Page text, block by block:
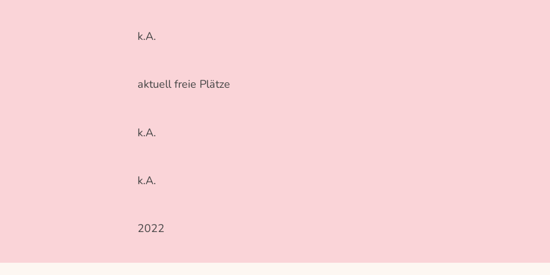
k.A.
aktuell freie Plätze
k.A.
k.A.
2022